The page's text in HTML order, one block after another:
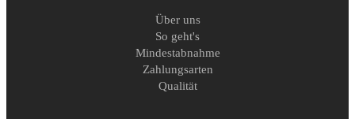
Über uns
So geht's
Mindestabnahme
Zahlungsarten
Qualität